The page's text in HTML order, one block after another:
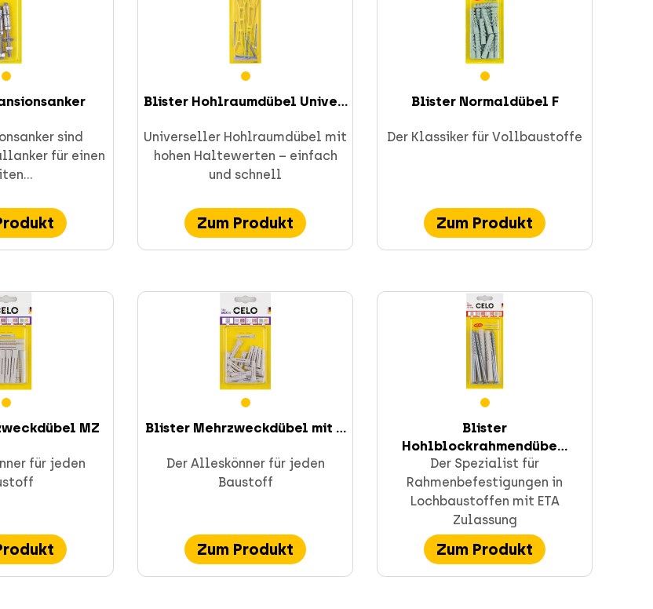
sind
für einen
Blister Hohlraumdübel Unive...
Universeller Hohlraumdübel mit
hohen Haltewerten – einfach
und schnell
Zum Produkt
Blister Normaldübel F
Der Klassiker für Vollbaustoffe
Zum Produkt
MZ
für jeden
Blister Mehrzweckdübel mit ...
Der Alleskönner für jeden
Baustoff
Zum Produkt
Blister
Hohlblockrahmendübe...
Der Spezialist für
Rahmenbefestigungen in
Lochbaustoffen mit ETA
Zulassung
Zum Produkt